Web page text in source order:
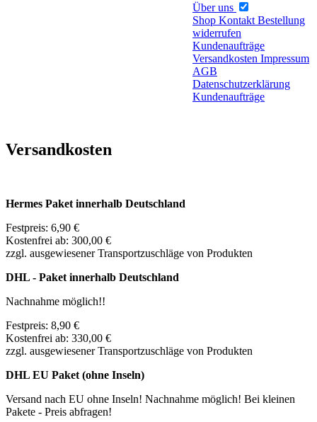
Über uns
Shop Kontakt Bestellung
widerrufen
Kundenaufträge
Versandkosten Impressum
AGB
Datenschutzerklärung
Kundenaufträge
Versandkosten
Hermes Paket innerhalb Deutschland
Festpreis: 6,90 €
Kostenfrei ab: 300,00 €
zzgl. ausgewiesener Transportzuschläge von Produkten
DHL - Paket innerhalb Deutschland
Nachnahme möglich!!
Festpreis: 8,90 €
Kostenfrei ab: 330,00 €
zzgl. ausgewiesener Transportzuschläge von Produkten
DHL EU Paket (ohne Inseln)
Versand nach EU ohne Inseln! Nachnahme möglich! Bei kleinen
Pakete - Preis abfragen!